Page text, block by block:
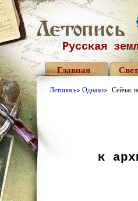
Русская
Главная
Летопись> Однако> Сейчас
к